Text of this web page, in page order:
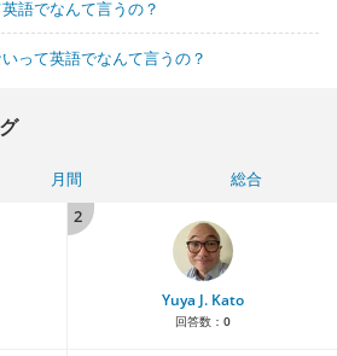
語でなんて言うの？
って英語でなんて言うの？
月間
総合
2
Yuya J. Kato
回答数： 0